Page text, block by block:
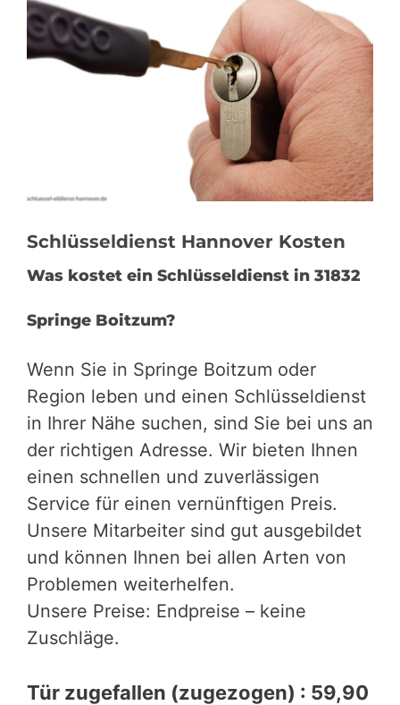
Schlüsseldienst Hannover Kosten
Was kostet ein Schlüsseldienst in 31832
Springe Boitzum?
Wenn Sie in Springe Boitzum oder
Region leben und einen Schlüsseldienst
in Ihrer Nähe suchen, sind Sie bei uns an
der richtigen Adresse. Wir bieten Ihnen
einen schnellen und zuverlässigen
Service für einen vernünftigen Preis.
Unsere Mitarbeiter sind gut ausgebildet
und können Ihnen bei allen Arten von
Problemen weiterhelfen.
Unsere Preise: Endpreise – keine
Zuschläge.
Tür zugefallen (zugezogen) : 59,90